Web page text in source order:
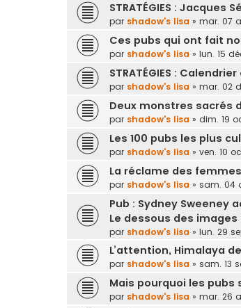
STRATÉGIES : Jacques
par shadow's lisa » mar. 07
Ces pubs qui ont fait
par shadow's lisa » lun. 15
STRATÉGIES :
par shadow's lisa » mar. 02
Deux monstres sacrés
par shadow's lisa » dim. 19
Les 100 pubs les plus
par shadow's lisa » ven. 10
La réclame des
par shadow's lisa » sam. 04
Pub : Sydney Sweeney
Le dessous des images
par shadow's lisa » lun. 29
L’attention, Himalaya
par shadow's lisa » sam. 13
Mais pourquoi les
par shadow's lisa » mar. 26